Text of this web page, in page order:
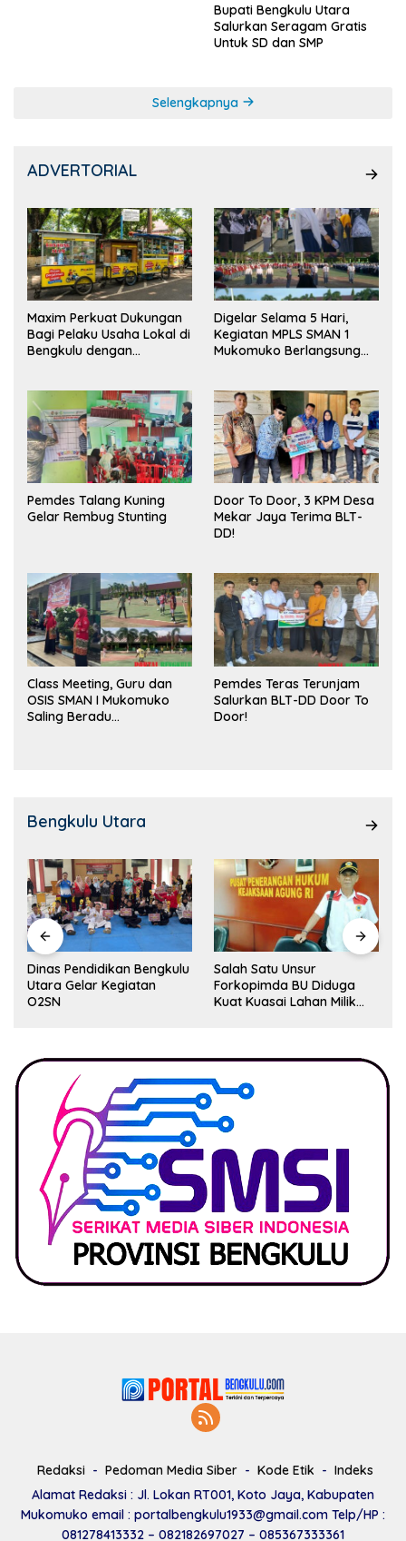
Bupati Bengkulu Utara
Salurkan Seragam Gratis
Untuk SD dan SMP
Selengkapnya
ADVERTORIAL
Maxim Perkuat Dukungan
Bagi Pelaku Usaha Lokal di
Bengkulu dengan
Pasar
Digelar Selama 5 Hari,
Kegiatan MPLS SMAN 1
Mukomuko Berlangsung
Pemdes Talang Kuning
Gelar Rembug Stunting
Door To Door, 3 KPM Desa
Mekar Jaya Terima BLT-
DD!
Class Meeting, Guru dan
OSIS SMAN I Mukomuko
Saling Beradu
Pemdes Teras Terunjam
Salurkan BLT-DD Door To
Door!
Bengkulu Utara
Dinas Pendidikan Bengkulu
Utara Gelar Kegiatan
O2SN
Salah Satu Unsur
Forkopimda BU Diduga
Kuat Kuasai Lahan Milik
Redaksi Pedoman Media Siber Kode Etik
Indeks
Alamat Redaksi : Jl. Lokan RT001, Koto Jaya, Kabupaten
Mukomuko email : portalbengkulu1933@gmail.com Telp/HP :
081278413332 – 082182697027 – 085367333361